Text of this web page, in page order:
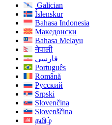
Galician
Íslenskur
Bahasa Indonesia
Македонски
Bahasa Melayu
नेपाली
فارسی
Português
Română
Русский
Srpski
Slovenčina
Slovenščina
தமிழ்